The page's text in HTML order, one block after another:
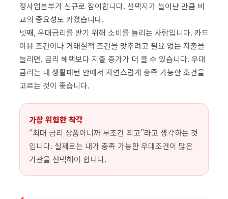
정사업본부가 신규로 참여합니다. 선택지가 늘어난 만큼 비
교의 중요성도 커졌습니다.
넷째, 우대금리를 받기 위해 소비를 늘리는 사람입니다. 카드
이용 조건이나 거래실적 조건을 맞추려고 필요 없는 지출을
늘리면, 금리 혜택보다 지출 증가가 더 클 수 있습니다. 우대
금리는 내 생활패턴 안에서 자연스럽게 충족 가능한 조건을
고르는 것이 좋습니다.
가장 위험한 착각
“최대 금리 상품이니까 무조건 최고”라고 생각하는 것
입니다. 실제로는 내가 충족 가능한 우대조건이 많은
기관을 선택해야 합니다.